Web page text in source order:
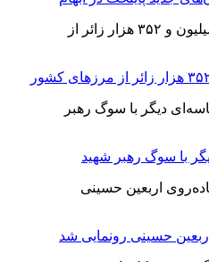
حسینی رونمایی شد